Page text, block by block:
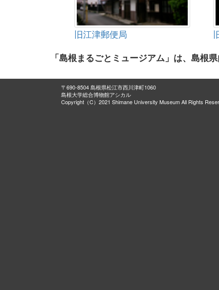
旧江津郵便局
「島根まるごとミュージアム」は、島根
〒690-8504 島根県松江市西川津町1060
島根大学総合博物館アシカル
Copyright（C）2021 Shimane University Museum All Rights